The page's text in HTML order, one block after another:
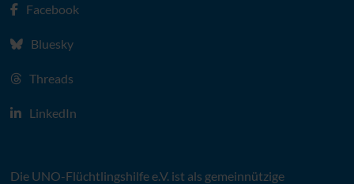
Facebook
Bluesky
Threads
LinkedIn
Die UNO-Flüchtlingshilfe e.V.ist als gemeinnützige